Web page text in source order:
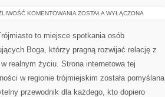
KOMENTOWANIA PODRÓŻE
ZOSTAŁA WYŁĄCZONA
to miejsce spotkania osób
Boga, którzy pragną rozwijać relację z
w realnym życiu. Strona internetowa tej
w regionie trójmiejskim została pomyślana
przewodnik dla każdego, kto dopiero